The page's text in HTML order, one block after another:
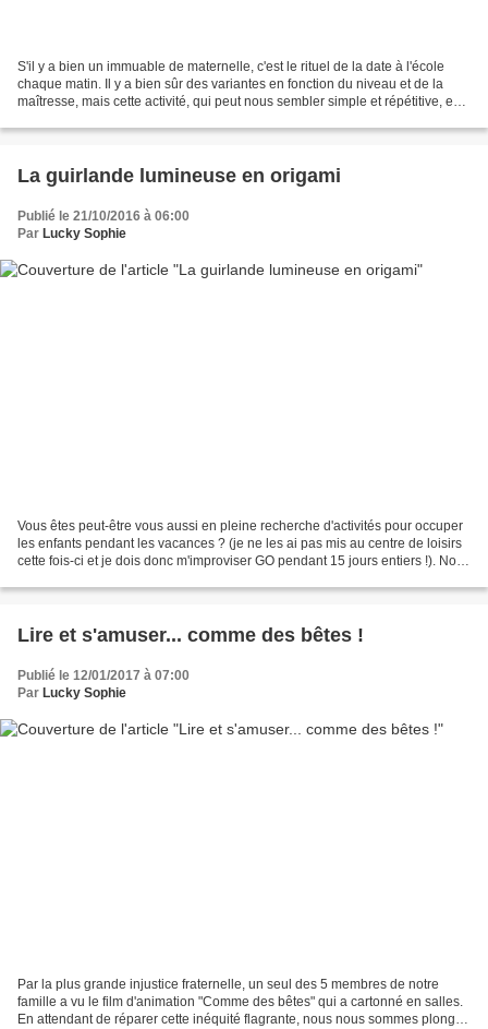
S'il y a bien un immuable de maternelle, c'est le rituel de la date à l'école
chaque matin. Il y a bien sûr des variantes en fonction du niveau et de la
maîtresse, mais cette activité, qui peut nous sembler simple et répétitive, est
La guirlande lumineuse en origami
Publié le 21/10/2016 à 06:00
Par Lucky Sophie
Vous êtes peut-être vous aussi en pleine recherche d'activités pour occuper
les enfants pendant les vacances ? (je ne les ai pas mis au centre de loisirs
cette fois-ci et je dois donc m'improviser GO pendant 15 jours entiers !). Nous
Lire et s'amuser... comme des bêtes !
Publié le 12/01/2017 à 07:00
Par Lucky Sophie
Par la plus grande injustice fraternelle, un seul des 5 membres de notre
famille a vu le film d'animation "Comme des bêtes" qui a cartonné en salles.
En attendant de réparer cette inéquité flagrante, nous nous sommes plongés